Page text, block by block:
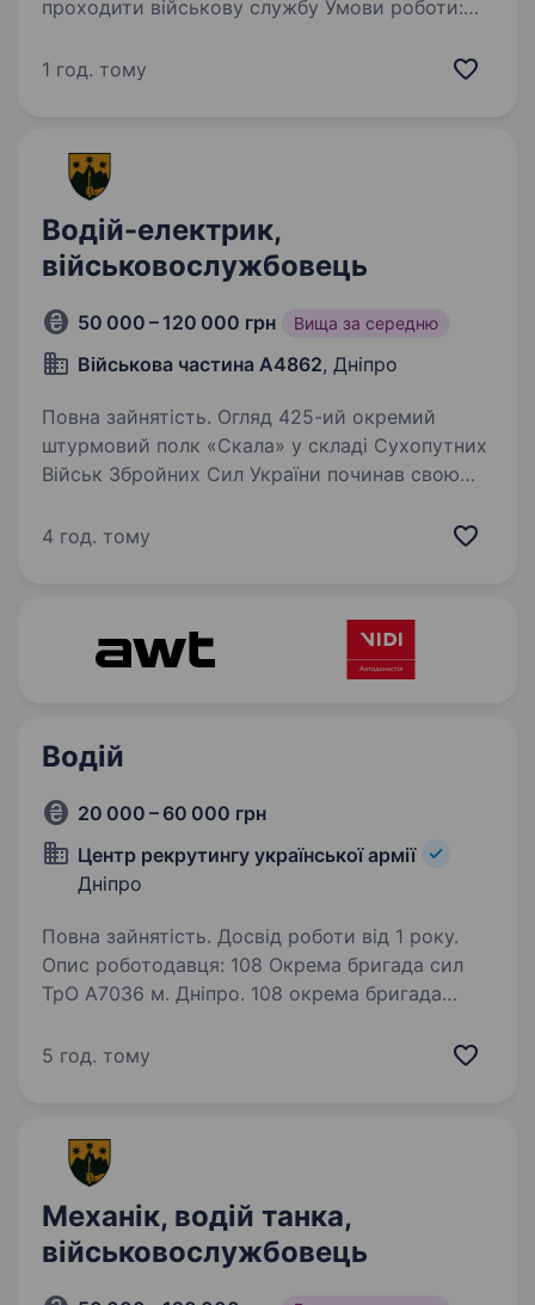
проходити військову службу Умови роботи:
забезпечення діяльності військової частини
1 год. тому
Водій-електрик,
військовослужбовець
50 000 – 120 000 грн Вища за середню
Військова частина А4862, Дніпро
Повна зайнятість. Огляд 425-ий окремий
штурмовий полк «Скала» у складі Сухопутних
Військ Збройних Сил України починав свою
успішно знищували колони техніки та живої
4 год. тому
Водій
20 000 – 60 000 грн
Центр рекрутингу української армії
Дніпро
Повна зайнятість. Досвід роботи від 1 року.
Опис роботодавця: 108 Окрема бригада сил
ТрО А7036 м. Дніпро. 108 окрема бригада
02.07.2018 року у м.Дніпро. 25.02.2022 року
5 год. тому
Механік, водій танка,
військовослужбовець